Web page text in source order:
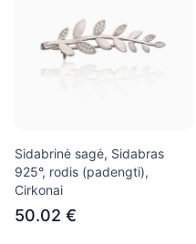
Sidabrinė sagė, Sidabras
925°, rodis (padengti),
Cirkonai
50.02 €